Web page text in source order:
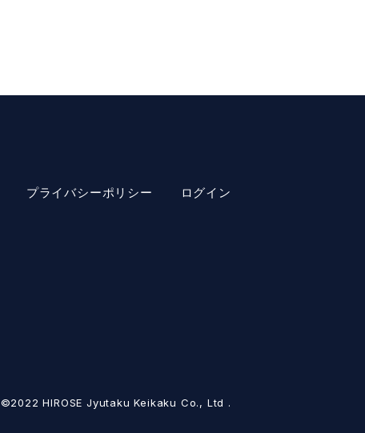
プライバシーポリシー ログイン
©2022 HIROSE Jyutaku Keikaku Co., Ltd .